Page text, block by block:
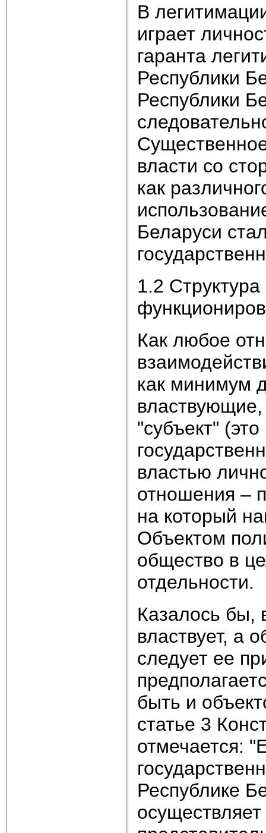
В
играет
гаранта
Республики
Республики
власти со
как
Беларуси
1.2
Как любое
как минимум
властвующие,
"субъект"
властью
отношения –
на который
Объектом
общество в
отдельности.
Казалось бы,
властвует, а
следует ее
быть и
статье 3
отмечается:
Республике